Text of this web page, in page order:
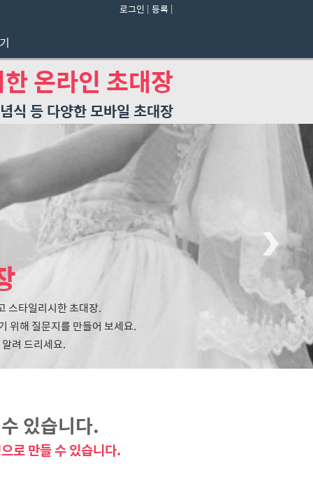
로그인 |등록|
온라인 초대장
식 등 다양한 모바일 초대장
스타일리시한 초대장.
위해 질문지를 만들어 보세요.
려 드리세요.
있습니다.
로 만들 수 있습니다.